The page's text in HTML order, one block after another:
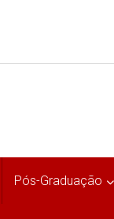
Pós-Graduação